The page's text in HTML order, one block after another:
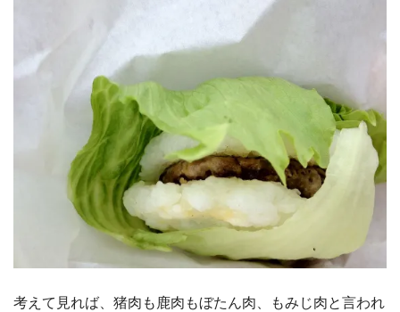
考えて見れば、猪肉も鹿肉もぼたん肉、もみじ肉と言われ